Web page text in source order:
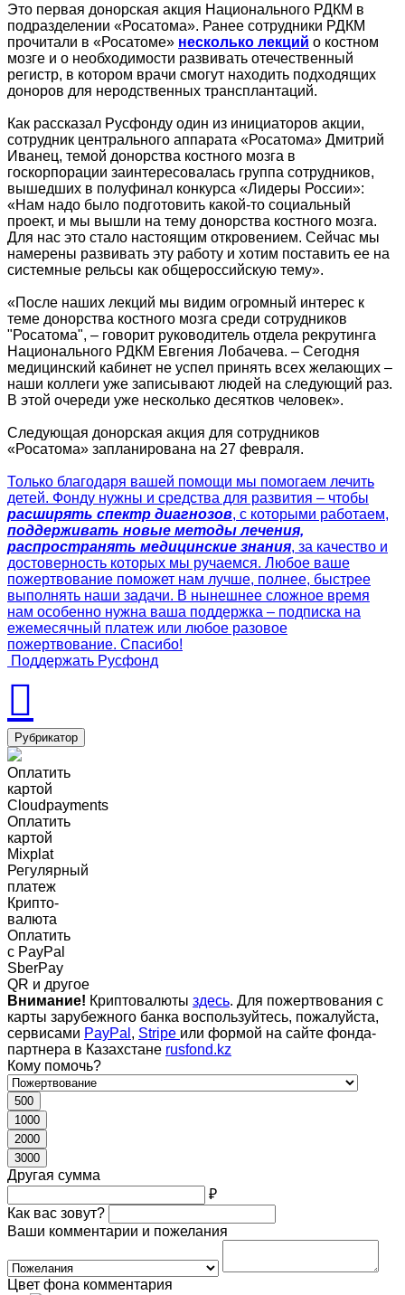
Это первая донорская акция Национального РДКМ в
подразделении «Росатома». Ранее сотрудники РДКМ
прочитали в «Росатоме» несколько лекций о костном
мозге и о необходимости развивать отечественный
регистр, в котором врачи смогут находить подходящих
доноров для неродственных трансплантаций.
Как рассказал Русфонду один из инициаторов акции,
сотрудник центрального аппарата «Росатома» Дмитрий
Иванец, темой донорства костного мозга в
госкорпорации заинтересовалась группа сотрудников,
вышедших в полуфинал конкурса «Лидеры России»:
«Нам надо было подготовить какой-то социальный
проект, и мы вышли на тему донорства костного мозга.
Для нас это стало настоящим откровением. Сейчас мы
намерены развивать эту работу и хотим поставить ее на
системные рельсы как общероссийскую тему».
«После наших лекций мы видим огромный интерес к
теме донорства костного мозга среди сотрудников
"Росатома", – говорит руководитель отдела рекрутинга
Национального РДКМ Евгения Лобачева. – Сегодня
медицинский кабинет не успел принять всех желающих –
наши коллеги уже записывают людей на следующий раз.
В этой очереди уже несколько десятков человек».
Следующая донорская акция для сотрудников
«Росатома» запланирована на 27 февраля.
Только благодаря вашей помощи мы помогаем лечить
детей. Фонду нужны и средства для развития – чтобы
расширять спектр диагнозов, с которыми работаем,
поддерживать новые методы лечения,
распространять медицинские знания, за качество и
достоверность которых мы ручаемся. Любое ваше
пожертвование поможет нам лучше, полнее, быстрее
выполнять наши задачи. В нынешнее сложное время
нам особенно нужна ваша поддержка – подписка на
ежемесячный платеж или любое разовое
пожертвование. Спасибо!
Поддержать Русфонд
Рубрикатор
Оплатить
картой
Cloudpayments
Оплатить
картой
Mixplat
Регулярный
платеж
Крипто-
валюта
Оплатить
c PayPal
SberPay
QR и другое
Внимание! Криптовалюты здесь. Для пожертвования с
карты зарубежного банка воспользуйтесь, пожалуйста,
сервисами PayPal , Stripe или формой на сайте фонда-
партнера в Казахстане rusfond.kz
Кому помочь?
500
1000
2000
3000
Другая сумма
₽
Как вас зовут?
Ваши комментарии и пожелания
Цвет фона комментария